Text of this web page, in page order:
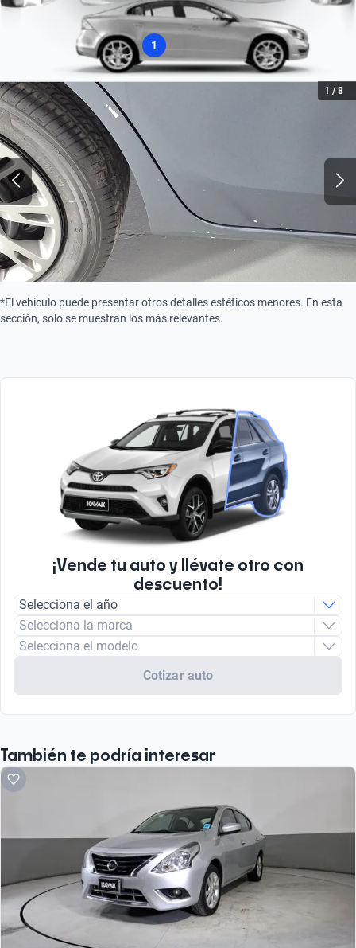
1
1 /8
*El vehículo puede presentar otros detalles estéticos menores. En esta
sección, solo se muestran los más relevantes.
¡Vende tu auto y llévate otro con
descuento!
Selecciona el año
Selecciona la marca
Selecciona el modelo
Cotizar auto
También te podría interesar